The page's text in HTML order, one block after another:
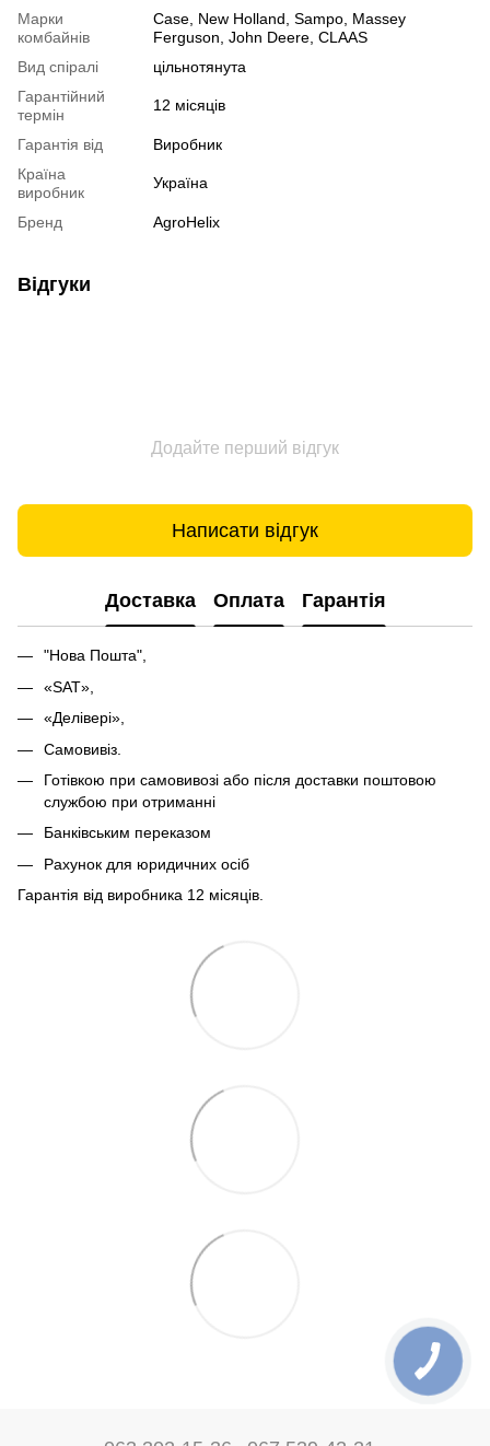
Марки
комбайнів
Case, New Holland, Sampo, Massey
Ferguson, John Deere, CLAAS
Вид спіралі
цільнотянута
Гарантійний
термін
12 місяців
Гарантія від
Виробник
Країна
виробник
Україна
Бренд AgroHelix
Відгуки
Додайте перший відгук
Написати відгук
Доставка Оплата Гарантія
"Нова Пошта",
«SAT»,
«Делівері»,
Самовивіз.
Готівкою при самовивозі або після доставки поштовою
службою при отриманні
Банківським переказом
Рахунок для юридичних осіб
Гарантія від виробника 12 місяців.